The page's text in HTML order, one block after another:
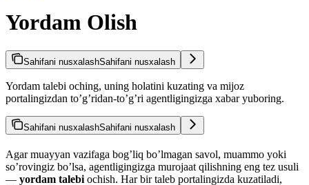
Yordam Olish
Sahifani nusxalashSahifani nusxalash
Yordam talebi oching, uning holatini kuzating va mijoz
portalingizdan to’g’ridan-to’g’ri agentligingizga xabar yuboring.
Sahifani nusxalashSahifani nusxalash
Agar muayyan vazifaga bog’liq bo’lmagan savol, muammo yoki
so’rovingiz bo’lsa, agentligingizga murojaat qilishning eng tez usuli
— yordam talebi ochish. Har bir taleb portalingizda kuzatiladi,